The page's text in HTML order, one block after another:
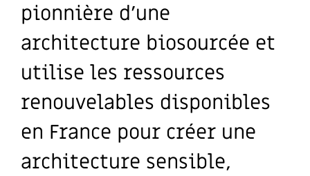
pionnière d’une
architecture biosourcée et
utilise les ressources
renouvelables disponibles
en France pour créer une
architecture sensible,